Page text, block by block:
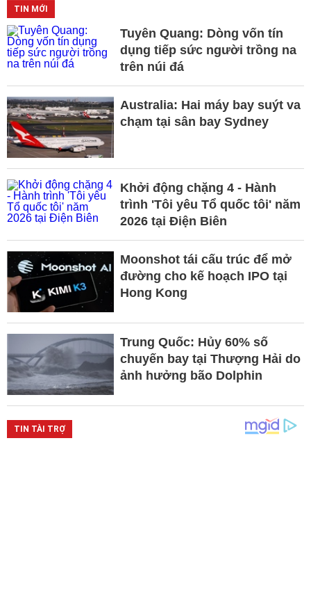
TIN MỚI
Tuyên Quang: Dòng vốn tín
dụng tiếp sức người trồng na
trên núi đá
Australia: Hai máy bay suýt va
chạm tại sân bay Sydney
Khởi động chặng 4 - Hành
trình 'Tôi yêu Tổ quốc tôi' năm
2026 tại Điện Biên
Moonshot tái cấu trúc để mở
đường cho kế hoạch IPO tại
Hong Kong
Trung Quốc: Hủy 60% số
chuyến bay tại Thượng Hải do
ảnh hưởng bão Dolphin